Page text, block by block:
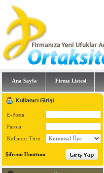
Ana Sayfa Firma Listesi
E-Posta :
Parola :
Kullanıcı Türü :
Şifremi Unuttum